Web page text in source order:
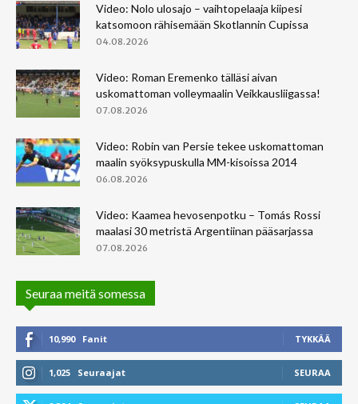
Video: Nolo ulosajo – vaihtopelaaja kiipesi
katsomoon rähisemään Skotlannin Cupissa
04.08.2026
Video: Roman Eremenko tälläsi aivan
uskomattoman volleymaalin Veikkausliigassa!
07.08.2026
Video: Robin van Persie tekee uskomattoman
maalin syöksypuskulla MM-kisoissa 2014
06.08.2026
Video: Kaamea hevosenpotku – Tomás Rossi
maalasi 30 metristä Argentiinan pääsarjassa
07.08.2026
Seuraa meitä somessa
10,990 Fanit TYKKÄÄ
1,025 Seuraajat SEURAA